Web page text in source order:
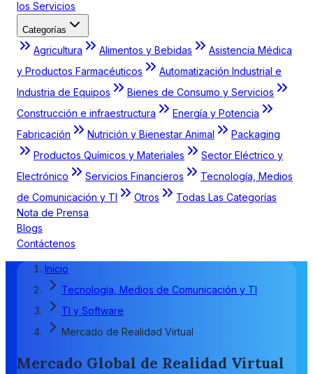
los Servicios
Categorías
Agricultura Alimentos y Bebidas
Asistencia Médica
y Productos Farmacéuticos
Automatización Industrial e
Industria de Equipos
Bienes de Consumo y Servicios
Construcción e infraestructura
Energía y Potencia
Fabricación
Nutrición y Bienestar Animal
Packaging
Productos Químicos y Materiales
Sector Eléctrico y
Electrónico
Servicios Financieros
Tecnología, Medios
de Comunicación y TI
Otros
Todas Las Categorías
Nota de Prensa
Blogs
Contáctenos
Inicio
Tecnología, Medios de Comunicación y TI
TI y Software
Mercado de Realidad Virtual
Mercado Global de Realidad Virtual